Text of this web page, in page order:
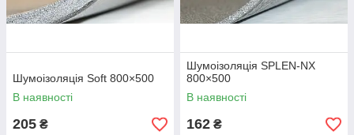
Шумоізоляція Soft 800×500
В наявності
205 ₴
Шумоізоляція SPLEN-NX
800×500
В наявності
162 ₴